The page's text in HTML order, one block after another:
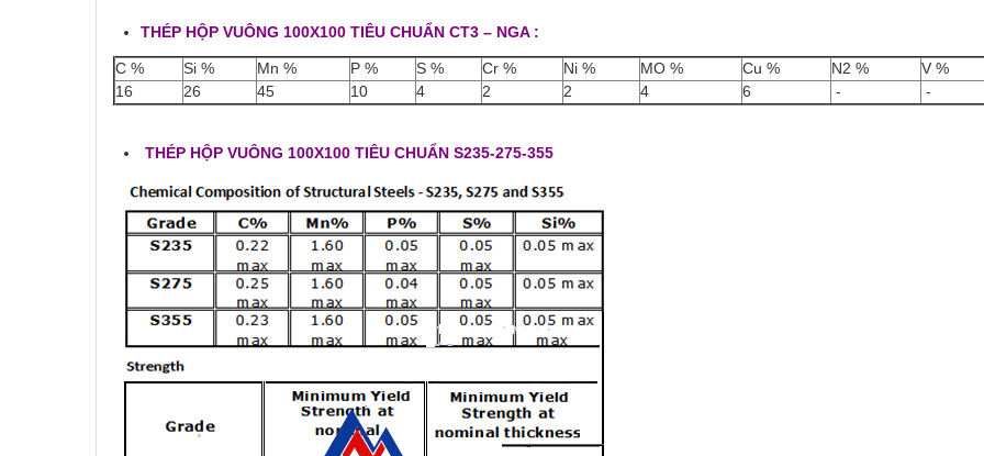
THÉP HỘP VUÔNG 100X100 TIÊU CHUẨN CT3 – NGA :
C % Si % Mn % P % S % Cr % Ni % MO % Cu % N2 %
V %
16
26 45 10 4 2 2 4 6 - -
THÉP HỘP VUÔNG 100X100 TIÊU CHUẨN S235-275-355